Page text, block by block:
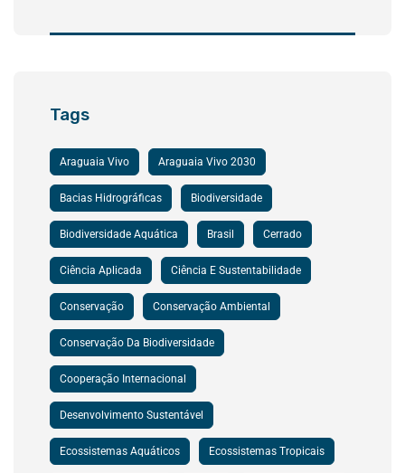
Tags
Araguaia Vivo Araguaia Vivo 2030
Bacias Hidrográficas Biodiversidade
Biodiversidade Aquática Brasil Cerrado
Ciência Aplicada Ciência E Sustentabilidade
Conservação Conservação Ambiental
Conservação Da Biodiversidade
Cooperação Internacional
Desenvolvimento Sustentável
Ecossistemas Aquáticos Ecossistemas Tropicais